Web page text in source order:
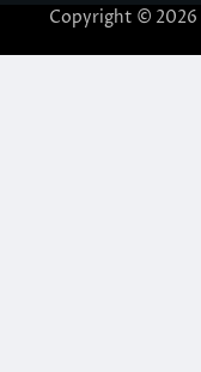
Copyright © 2026